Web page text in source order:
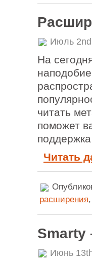
Июль
На
читать
поможет
Читать
расширения
Smarty
Июнь